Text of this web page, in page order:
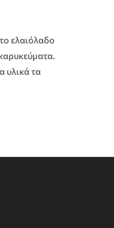
ελαιόλαδο
υλικά τα